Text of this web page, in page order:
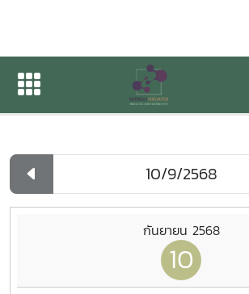
ปฏิทินกิจกรรมของหน่ว
ปฏิทินกิจกรรมของหน่วยงาน
กันยายน 2568
10